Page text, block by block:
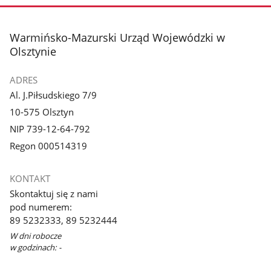
stopka
Warmińsko-Mazurski Urząd Wojewódzki w
Olsztynie
ADRES
Al. J.Piłsudskiego 7/9
10-575 Olsztyn
NIP 739-12-64-792
Regon 000514319
KONTAKT
Skontaktuj się z nami
pod numerem:
89 5232333, 89 5232444
W dni robocze
w godzinach: -